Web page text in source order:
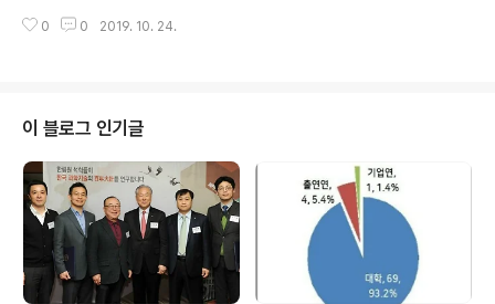
6층에서 개최됐다. 행사에는 한민구 원장과 임승순 교류회
다. 정선양 정책학부 정회원(건국대)이 사회를 맡았으며,
김성훈 의약학부 정회원(경희대)의 '사상의학과 과학기술
인의 건강', 김기현 공학부 정회원(한양대)의 '대기환경과
건강에 대한 고찰' 등 2건의 주제발표가 마련됐다. 임승순
회장은 "국가경쟁력에 가장 핵심적인 역할을 수행하는 과
학기술의 발전은 과학기술인의 건강으로..
0 0 2019. 10. 24.
이 블로그 인기글